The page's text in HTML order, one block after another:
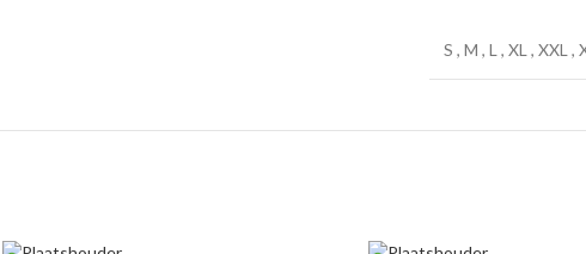
S , M , L , XL , XXL ,